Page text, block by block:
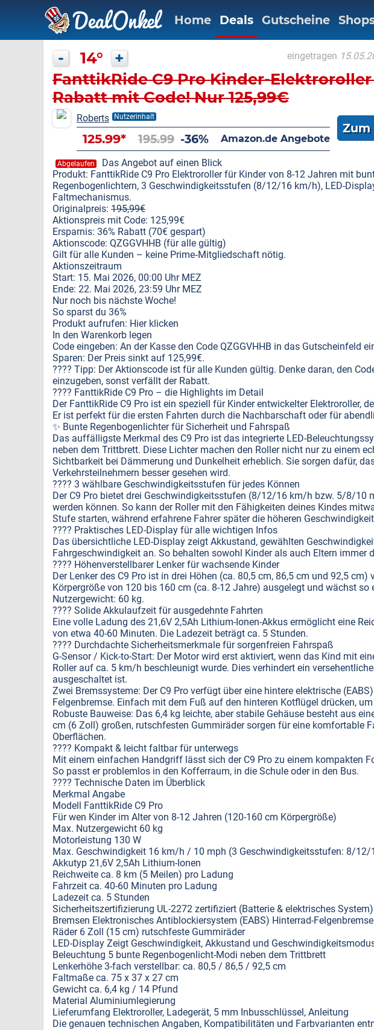
Home Deals Gutscheine
- 14° + eingetragen
FanttikRide C9 Pro Kinder-Elektroroller
Rabatt mit Code! Nur 125,99€
Roberts Nutzerinhalt
Zum
125.99* 195.99 -36% Amazon.de Angebote
Abgelaufen
Das Angebot auf einen Blick
Produkt: FanttikRide C9 Pro Elektroroller für Kinder von 8-12 Jahren mit
Regenbogenlichtern, 3 Geschwindigkeitsstufen (8/12/16 km/h), LED-
Faltmechanismus.
Originalpreis: 195,99€
Aktionspreis mit Code: 125,99€
Ersparnis: 36% Rabatt (70€ gespart)
Aktionscode: QZGGVHHB (für alle gültig)
Gilt für alle Kunden – keine Prime‑Mitgliedschaft nötig.
Aktionszeitraum
Start: 15. Mai 2026, 00:00 Uhr MEZ
Ende: 22. Mai 2026, 23:59 Uhr MEZ
Nur noch bis nächste Woche!
So sparst du 36%
Produkt aufrufen: Hier klicken
In den Warenkorb legen
Code eingeben: An der Kasse den Code QZGGVHHB in das Gutscheinfeld
Sparen: Der Preis sinkt auf 125,99€.
???? Tipp: Der Aktionscode ist für alle Kunden gültig. Denke daran, den
einzugeben, sonst verfällt der Rabatt.
???? FanttikRide C9 Pro – die Highlights im Detail
Der FanttikRide C9 Pro ist ein speziell für Kinder entwickelter Elektroroller,
Er ist perfekt für die ersten Fahrten durch die Nachbarschaft oder für
✨ Bunte Regenbogenlichter für Sicherheit und Fahrspaß
Das auffälligste Merkmal des C9 Pro ist das integrierte LED-
neben dem Trittbrett. Diese Lichter machen den Roller nicht nur zu einem
Sichtbarkeit bei Dämmerung und Dunkelheit erheblich. Sie sorgen dafür,
Verkehrsteilnehmern besser gesehen wird.
????️ 3 wählbare Geschwindigkeitsstufen für jedes Können
Der C9 Pro bietet drei Geschwindigkeitsstufen (8/12/16 km/h bzw. 5/8/10
werden können. So kann der Roller mit den Fähigkeiten deines Kindes
Stufe starten, während erfahrene Fahrer später die höheren
???? Praktisches LED-Display für alle wichtigen Infos
Das übersichtliche LED-Display zeigt Akkustand, gewählten
Fahrgeschwindigkeit an. So behalten sowohl Kinder als auch Eltern immer
???? Höhenverstellbarer Lenker für wachsende Kinder
Der Lenker des C9 Pro ist in drei Höhen (ca. 80,5 cm, 86,5 cm und 92,5
Körpergröße von 120 bis 160 cm (ca. 8-12 Jahre) ausgelegt und wächst
Nutzergewicht: 60 kg.
???? Solide Akkulaufzeit für ausgedehnte Fahrten
Eine volle Ladung des 21,6V 2,5Ah Lithium-Ionen-Akkus ermöglicht eine
von etwa 40-60 Minuten. Die Ladezeit beträgt ca. 5 Stunden.
???? Durchdachte Sicherheitsmerkmale für sorgenfreien Fahrspaß
G-Sensor / Kick-to-Start: Der Motor wird erst aktiviert, wenn das Kind mit
Roller auf ca. 5 km/h beschleunigt wurde. Dies verhindert ein
ausgeschaltet ist.
Zwei Bremssysteme: Der C9 Pro verfügt über eine hintere elektrische
Felgenbremse. Einfach mit dem Fuß auf den hinteren Kotflügel drücken,
Robuste Bauweise: Das 6,4 kg leichte, aber stabile Gehäuse besteht aus
cm (6 Zoll) großen, rutschfesten Gummiräder sorgen für eine komfortable
Oberflächen.
???? Kompakt & leicht faltbar für unterwegs
Mit einem einfachen Handgriff lässt sich der C9 Pro zu einem kompakten
So passt er problemlos in den Kofferraum, in die Schule oder in den Bus.
???? Technische Daten im Überblick
Merkmal Angabe
Modell FanttikRide C9 Pro
Für wen Kinder im Alter von 8-12 Jahren (120-160 cm Körpergröße)
Max. Nutzergewicht 60 kg
Motorleistung 130 W
Max. Geschwindigkeit 16 km/h / 10 mph (3 Geschwindigkeitsstufen: 8/
Akkutyp 21,6V 2,5Ah Lithium-Ionen
Reichweite ca. 8 km (5 Meilen) pro Ladung
Fahrzeit ca. 40-60 Minuten pro Ladung
Ladezeit ca. 5 Stunden
Sicherheitszertifizierung UL-2272 zertifiziert (Batterie & elektrisches System)
Bremsen Elektronisches Antiblockiersystem (EABS) Hinterrad-Felgenbremse
Räder 6 Zoll (15 cm) rutschfeste Gummiräder
LED-Display Zeigt Geschwindigkeit, Akkustand und
Beleuchtung 5 bunte Regenbogenlicht-Modi neben dem Trittbrett
Lenkerhöhe 3-fach verstellbar: ca. 80,5 / 86,5 / 92,5 cm
Faltmaße ca. 75 x 37 x 27 cm
Gewicht ca. 6,4 kg / 14 Pfund
Material Aluminiumlegierung
Lieferumfang Elektroroller, Ladegerät, 5 mm Inbusschlüssel, Anleitung
Die genauen technischen Angaben, Kompatibilitäten und Farbvarianten